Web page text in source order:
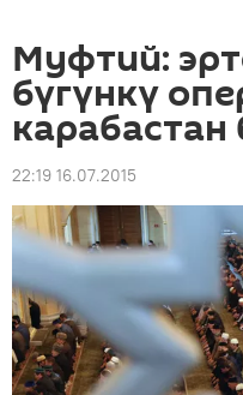
Муфтий:
бүгүнкү
карабастан
22:19 16.07.2015